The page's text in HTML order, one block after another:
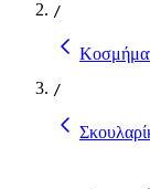
/
/